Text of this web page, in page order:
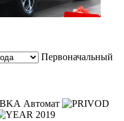
Первоначальный
Автомат
2019